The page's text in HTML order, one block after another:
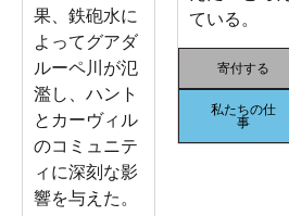
果、鉄砲水に
よってグアダ
ルーペ川が氾
濫し、ハント
とカーヴィル
のコミュニテ
ィに深刻な影
響を与えた。
ている。
寄付する
私たちの仕
事